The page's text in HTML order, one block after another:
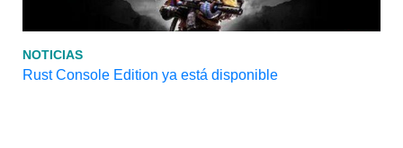
NOTICIAS
Rust Console Edition ya está disponible